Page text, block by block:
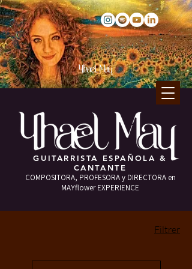
GUITARRISTA ESPAÑOLA &
CANTANTE
COMPOSITORA, PROFESORA y DIRECTORA en
MAYflower EXPERIENCE
Filtrer